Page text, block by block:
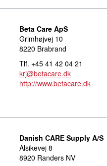
Beta Care ApS
Grimhøjvej 10
8220 Brabrand
Tlf. +45 41 42 04 21
krj@betacare.dk
http://www.betacare.dk
Danish CARE Supply A/S
Alsikevej 8
8920 Randers NV